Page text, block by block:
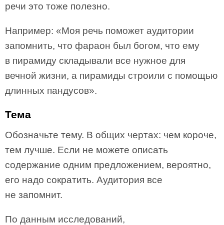
речи это тоже полезно.
Например: «Моя речь поможет аудитории
запомнить, что фараон был богом, что ему
в пирамиду складывали все нужное для
вечной жизни, а пирамиды строили с помощью
длинных пандусов».
Тема
Обозначьте тему. В общих чертах: чем короче,
тем лучше. Если не можете описать
содержание одним предложением, вероятно,
его надо сократить. Аудитория все
не запомнит.
По данным исследований,